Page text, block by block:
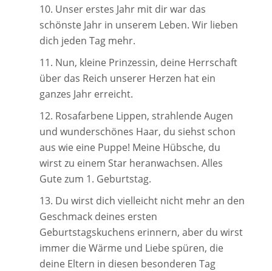
Unser erstes Jahr mit dir war das
schönste Jahr in unserem Leben. Wir lieben
dich jeden Tag mehr.
Nun, kleine Prinzessin, deine Herrschaft
über das Reich unserer Herzen hat ein
ganzes Jahr erreicht.
Rosafarbene Lippen, strahlende Augen
und wunderschönes Haar, du siehst schon
aus wie eine Puppe! Meine Hübsche, du
wirst zu einem Star heranwachsen. Alles
Gute zum 1. Geburtstag.
Du wirst dich vielleicht nicht mehr an den
Geschmack deines ersten
Geburtstagskuchens erinnern, aber du wirst
immer die Wärme und Liebe spüren, die
deine Eltern in diesen besonderen Tag